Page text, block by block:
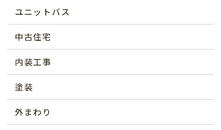
ユニットバス
中古住宅
内装工事
塗装
外まわり